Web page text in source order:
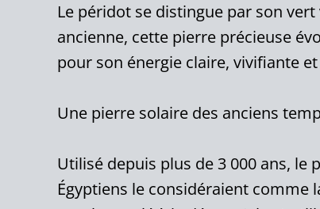
Le péridot se distingue par son
ancienne, cette pierre précieuse
pour son énergie claire, vivifiante
Une pierre solaire des anciens
Utilisé depuis plus de 3 000 ans, le
Égyptiens le considéraient comme